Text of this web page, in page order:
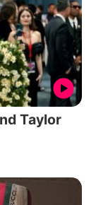
Taylor